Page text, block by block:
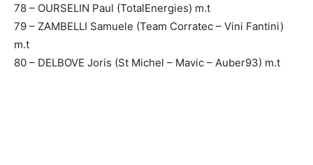
78 – OURSELIN Paul (TotalEnergies) m.t
79 – ZAMBELLI Samuele (Team Corratec – Vini Fantini)
m.t
80 – DELBOVE Joris (St Michel – Mavic – Auber93) m.t